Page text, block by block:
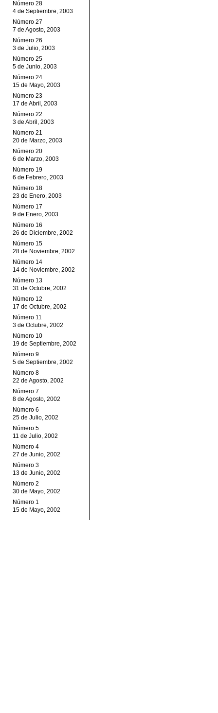
Número 28
4 de Septiembre, 2003
Número 27
7 de Agosto, 2003
Número 26
3 de Julio, 2003
Número 25
5 de Junio, 2003
Número 24
15 de Mayo, 2003
Número 23
17 de Abril, 2003
Número 22
3 de Abril, 2003
Número 21
20 de Marzo, 2003
Número 20
6 de Marzo, 2003
Número 19
6 de Febrero, 2003
Número 18
23 de Enero, 2003
Número 17
9 de Enero, 2003
Número 16
26 de Diciembre, 2002
Número 15
28 de Noviembre, 2002
Número 14
14 de Noviembre, 2002
Número 13
31 de Octubre, 2002
Número 12
17 de Octubre, 2002
Número 11
3 de Octubre, 2002
Número 10
19 de Septiembre, 2002
Número 9
5 de Septiembre, 2002
Número 8
22 de Agosto, 2002
Número 7
8 de Agosto, 2002
Número 6
25 de Julio, 2002
Número 5
11 de Julio, 2002
Número 4
27 de Junio, 2002
Número 3
13 de Junio, 2002
Número 2
30 de Mayo, 2002
Número 1
15 de Mayo, 2002